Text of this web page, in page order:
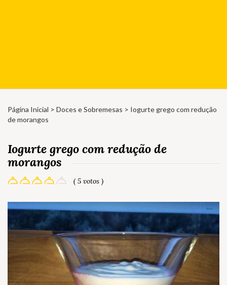
Página Inicial > Doces e Sobremesas > Iogurte grego com redução
de morangos
Iogurte grego com redução de
morangos
( 5 votos )